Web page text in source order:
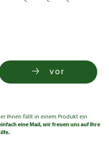
vor
Ihnen fällt in einem Produkt ein
eine Mail, wir freuen uns auf Ihre